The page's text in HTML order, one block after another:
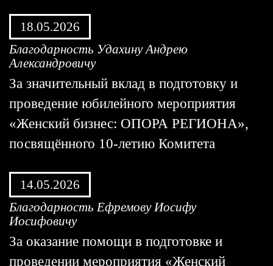
18.05.2026
Благодарность Удахину Андрею
Александровичу
За значительный вклад в подготовку и
проведение юбилейного мероприятия
«Женский бизнес: ОПОРА РЕГИОНА»,
посвящённого 10-летию Комитета
14.05.2026
Благодарность Ефремову Иосифу
Иосифовичу
За оказание помощи в подготовке и
проведении мероприятия «Женский